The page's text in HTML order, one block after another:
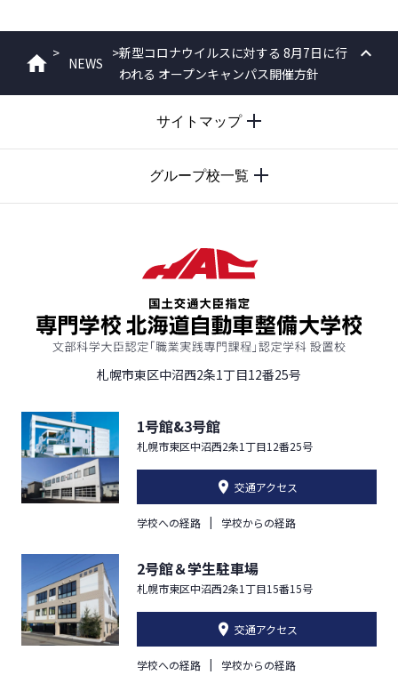
ホーム
>
NEWS
>新型コロナウイルスに対する 8月7日に行
われる オープンキャンパス開催方針
サイトマップ
グループ校一覧
札幌市東区中沼西2条1丁目12番25号
1号館&3号館
札幌市東区中沼西2条1丁目12番25号
交通アクセス
学校への経路 学校からの経路
2号館＆学生駐車場
札幌市東区中沼西2条1丁目15番15号
交通アクセス
学校への経路 学校からの経路